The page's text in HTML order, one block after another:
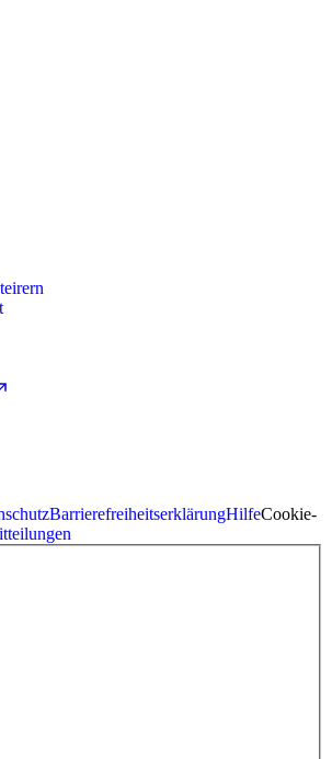
BarrierefreiheitserklärungHilfeCookie-